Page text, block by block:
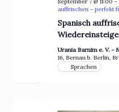
Spanisch
auffrischen – perfekt
Urania Barnim e. V. -
16, Bernau b. Berlin,
Sprachen